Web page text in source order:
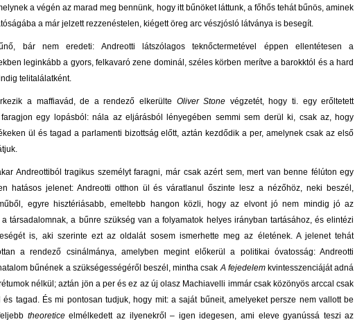
a végén az marad meg bennünk, hogy itt bűnöket láttunk, a főhős tehát bűnös, aminek
a már jelzett rezzenéstelen, kiégett öreg arc vészjósló látványa is besegít.
bár nem eredeti: Andreotti látszólagos teknőctermetével éppen ellentétesen a
leginkább a gyors, felkavaró zene dominál, széles körben merítve a barokktól és a hard
telitalálatként.
a maffiavád, de a rendező elkerülte Oliver Stone végzetét, hogy ti. egy erőltetett
faragjon egy lopásból: nála az eljárásból lényegében semmi sem derül ki, csak az, hogy
ül és tagad a parlamenti bizottság előtt, aztán kezdődik a per, amelynek csak az első
Andreottiból tragikus személyt faragni, már csak azért sem, mert van benne félúton egy
hatásos jelenet: Andreotti otthon ül és váratlanul őszinte lesz a nézőhöz, neki beszél,
egyre hisztériásabb, emeltebb hangon közli, hogy az elvont jó nem mindig jó az
társadalomnak, a bűnre szükség van a folyamatok helyes irányban tartásához, és elintézi
is, aki szerinte ezt az oldalát sosem ismerhette meg az életének. A jelenet tehát
a rendező csinálmánya, amelyben megint előkerül a politikai óvatosság: Andreotti
bűnének a szükségességéről beszél, mintha csakA fejedelemkvintesszenciáját adná
nélkül; aztán jön a per és ez az új olasz Machiavelli immár csak közönyös arccal csak
és tagad. És mi pontosan tudjuk, hogy mit: a saját bűneit, amelyeket persze nem vallott be
theoreticeelmélkedett az ilyenekről – igen idegesen, ami eleve gyanússá teszi az